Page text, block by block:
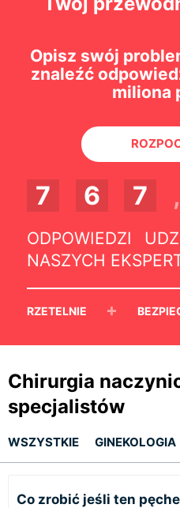
Opisz swój
znaleźć
miliona
7 6 7 ,
ODPOWIEDZI
NASZYCH
RZETELNIE +
Chirurgia
specjalistów
WSZYSTKIE GINEKOLOGIA
Co zrobić jeśli ten